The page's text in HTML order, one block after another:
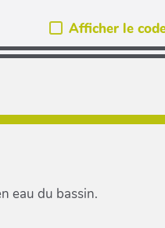
Afficher le
eau du bassin.